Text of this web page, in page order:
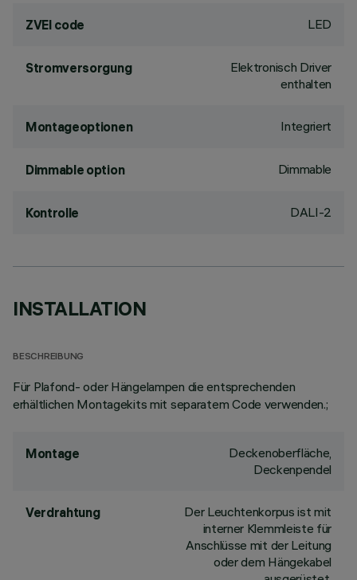
ZVEI code LED
Stromversorgung
Elektronisch Driver
enthalten
Montageoptionen Integriert
Dimmable option Dimmable
Kontrolle DALI-2
INSTALLATION
BESCHREIBUNG
Für Plafond- oder Hängelampen die entsprechenden
erhältlichen Montagekits mit separatem Code verwenden.;
Montage
Deckenoberfläche,
Deckenpendel
Verdrahtung
Der Leuchtenkorpus ist mit
interner Klemmleiste für
Anschlüsse mit der Leitung
oder dem Hängekabel